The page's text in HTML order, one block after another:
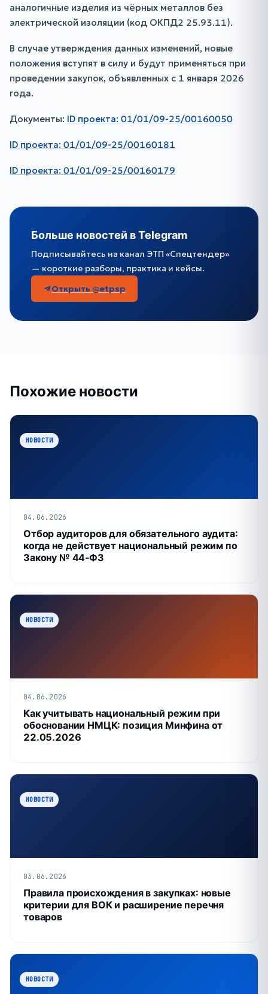
аналогичные изделия из чёрных металлов без
электрической изоляции (код ОКПД2 25.93.11).
В случае утверждения данных изменений, новые
положения вступят в силу и будут применяться при
проведении закупок, объявленных с 1 января 2026
года.
Документы: ID проекта: 01/01/09-25/00160050
ID проекта: 01/01/09-25/00160181
ID проекта: 01/01/09-25/00160179
Больше новостей в Telegram
Подписывайтесь на канал ЭТП «Спецтендер»
— короткие разборы, практика и кейсы.
Открыть @etpsp
Похожие новости
НОВОСТИ
04.06.2026
Отбор аудиторов для обязательного аудита:
когда не действует национальный режим по
Закону № 44‑ФЗ
НОВОСТИ
04.06.2026
Как учитывать национальный режим при
обосновании НМЦК: позиция Минфина от
22.05.2026
НОВОСТИ
03.06.2026
Правила происхождения в закупках: новые
критерии для ВОК и расширение перечня
товаров
НОВОСТИ